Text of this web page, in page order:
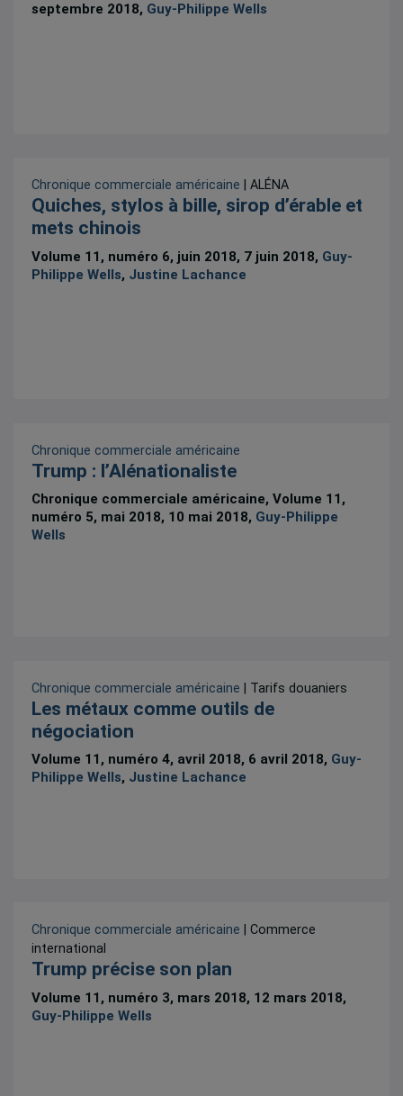
septembre 2018, Guy-Philippe Wells
Chronique commerciale américaine | ALÉNA
Quiches, stylos à bille, sirop d’érable et
mets chinois
Volume 11, numéro 6, juin 2018, 7 juin 2018, Guy-
Philippe Wells, Justine Lachance
Chronique commerciale américaine
Trump : l’Alénationaliste
Chronique commerciale américaine, Volume 11,
numéro 5, mai 2018, 10 mai 2018, Guy-Philippe
Wells
Chronique commerciale américaine | Tarifs douaniers
Les métaux comme outils de
négociation
Volume 11, numéro 4, avril 2018, 6 avril 2018, Guy-
Philippe Wells, Justine Lachance
Chronique commerciale américaine | Commerce
international
Trump précise son plan
Volume 11, numéro 3, mars 2018, 12 mars 2018,
Guy-Philippe Wells